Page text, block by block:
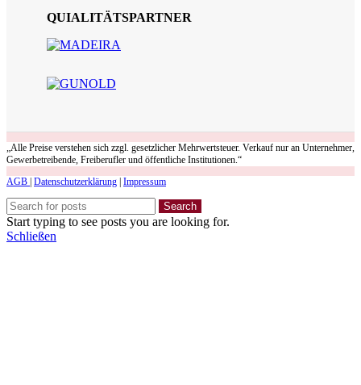
QUIALITÄTSPARTNER
„Alle Preise verstehen sich zzgl. gesetzlicher Mehrwertsteuer. Verkauf nur an Unternehmer,
Gewerbetreibende, Freiberufler und öffentliche Institutionen.“
AGB Datenschutzerklärung Impressum
Search
Start typing to see posts you are looking for.
Schließen